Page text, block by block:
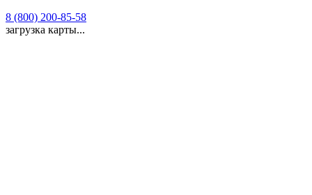
8 (800) 200-85-58
загрузка карты...